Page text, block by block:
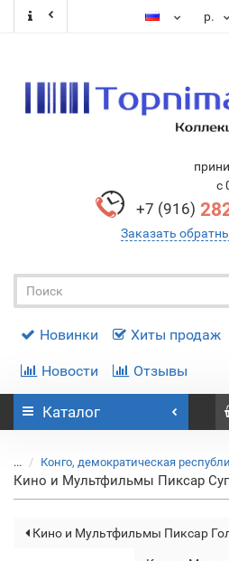
р.
с
+7 (916)
Заказать
Новинки Хиты продаж
Новости Отзывы
Каталог
... Конго, демократическая
Кино и Мультфильмы Пиксар
Кино и Мультфильмы Пиксар